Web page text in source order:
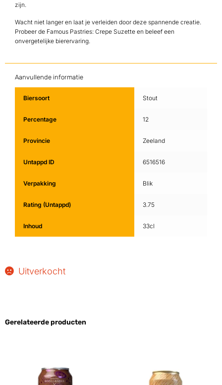
zijn.
Wacht niet langer en laat je verleiden door deze spannende creatie.
Probeer de Famous Pastries: Crepe Suzette en beleef een
onvergetelijke bierervaring.
Aanvullende informatie
Biersoort Stout
Percentage 12
Provincie Zeeland
Untappd ID 6516516
Verpakking Blik
Rating (Untappd) 3.75
Inhoud 33cl
Uitverkocht
Gerelateerde producten